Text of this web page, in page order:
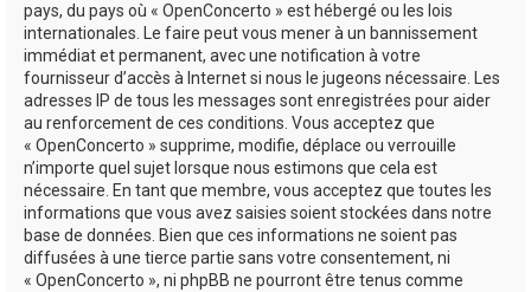
pays, du pays où « OpenConcerto » est hébergé ou les lois
internationales. Le faire peut vous mener à un bannissement
immédiat et permanent, avec une notification à votre
fournisseur d’accès à Internet si nous le jugeons nécessaire. Les
adresses IP de tous les messages sont enregistrées pour aider
au renforcement de ces conditions. Vous acceptez que
« OpenConcerto » supprime, modifie, déplace ou verrouille
n’importe quel sujet lorsque nous estimons que cela est
nécessaire. En tant que membre, vous acceptez que toutes les
informations que vous avez saisies soient stockées dans notre
base de données. Bien que ces informations ne soient pas
diffusées à une tierce partie sans votre consentement, ni
« OpenConcerto », ni phpBB ne pourront être tenus comme